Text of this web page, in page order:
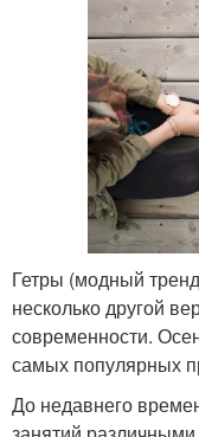
Гетры (модный
несколько другой
современности.
самых популярных
До недавнего